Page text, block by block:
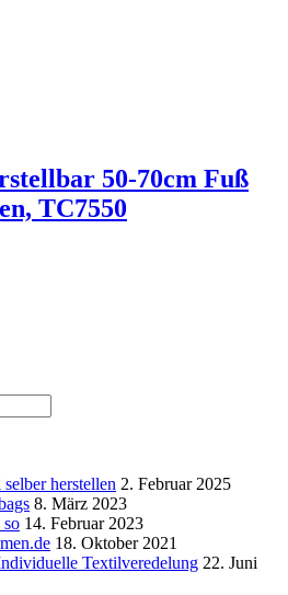
50-70cm Fuß
TC7550
herstellen 2. Februar 2025
8. März 2023
14. Februar 2023
18. Oktober 2021
Textilveredelung 22. Juni